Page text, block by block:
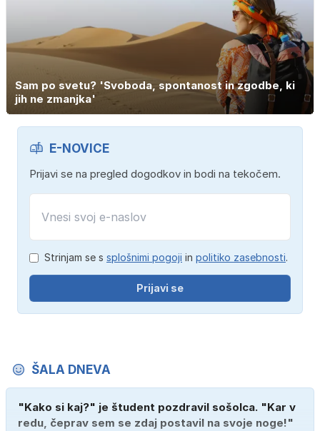
Sam po svetu? 'Svoboda, spontanost in zgodbe, ki
jih ne zmanjka'
E-NOVICE
Prijavi se na pregled dogodkov in bodi na tekočem.
Strinjam se s splošnimi pogoji in politiko zasebnosti.
Prijavi se
ŠALA DNEVA
"Kako si kaj?" je študent pozdravil sošolca. "Kar v
redu, čeprav sem se zdaj postavil na svoje noge!"